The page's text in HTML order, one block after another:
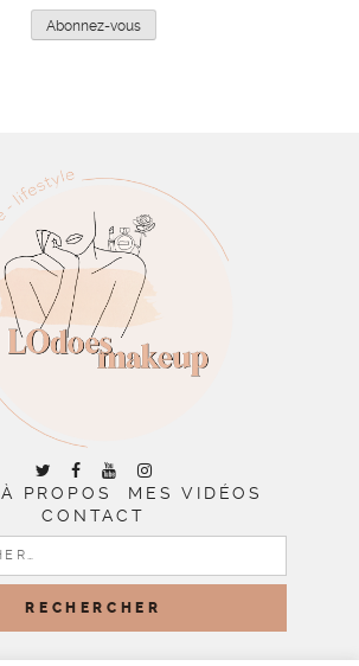
Abonnez-vous
À PROPOS
MES VIDÉOS
CONTACT
RECHERCHER :